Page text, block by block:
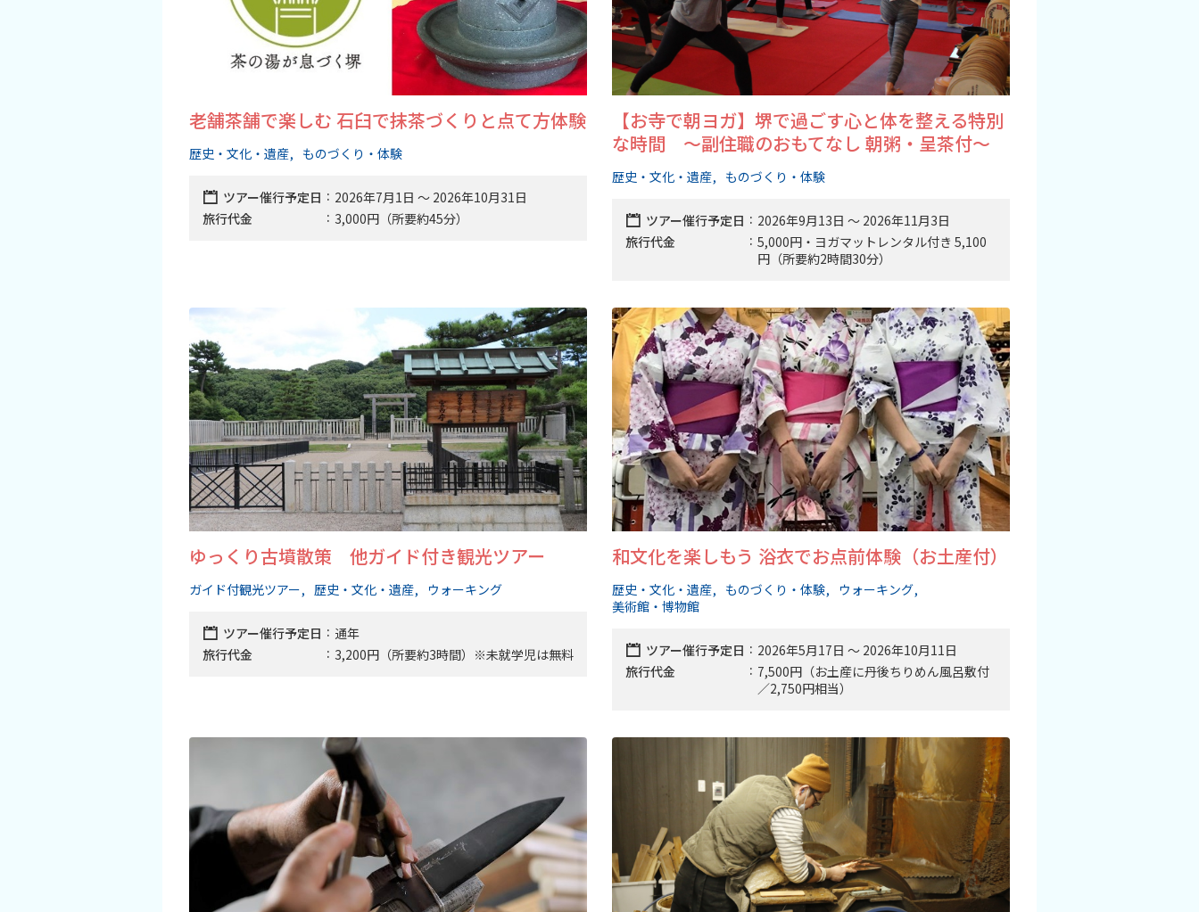
堺観光コンベンション協会について
旅行業約款及びご旅行条件書について
老舗茶舗で楽しむ 石臼で抹茶づくりと点て方体験
歴史・文化・遺産 ものづくり・体験
ツアー催行予定日
2026年7月1日 〜 2026年10月31日
旅行代金
3,000円（所要約45分）
【お寺で朝ヨガ】堺で過ごす心と体を整える特別
な時間 ～副住職のおもてなし 朝粥・呈茶付～
歴史・文化・遺産 ものづくり・体験
ツアー催行予定日
2026年9月13日 〜 2026年11月3日
旅行代金
5,000円・ヨガマットレンタル付き 5,100
円（所要約2時間30分）
ゆっくり古墳散策 他ガイド付き観光ツアー
ガイド付観光ツアー 歴史・文化・遺産 ウォーキング
ツアー催行予定日
通年
旅行代金
3,200円（所要約3時間）※未就学児は無料
和文化を楽しもう 浴衣でお点前体験（お土産付）
歴史・文化・遺産 ものづくり・体験
ウォーキング
美術館・博物館
ツアー催行予定日
2026年5月17日 〜 2026年10月11日
旅行代金
7,500円（お土産に丹後ちりめん風呂敷付
／2,750円相当）